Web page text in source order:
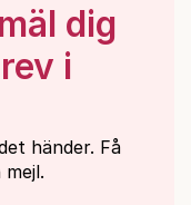
dig
i
händer. Få